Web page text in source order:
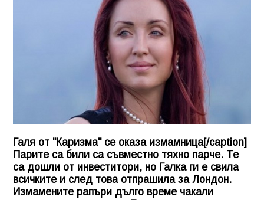
Галя от "Каризма" се оказа измамница[/caption]
Парите са били са съвместно тяхно парче. Те
са дошли от инвеститори, но Галка ги е свила
всичките и след това отпрашила за Лондон.
Измамените рапъри дълго време чакали